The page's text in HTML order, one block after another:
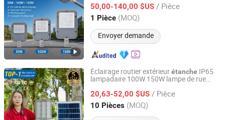
50,00-140,00 $US / Pièce
1 Pièce (MOQ)
Envoyer demande
Jiangsu, China Depuis 2023
Éclairage routier extérieurétanche IP65
lampadaire 100W 150W lampe de rue
20,63-52,00 $US / Pièce
10 Pièces (MOQ)
Zhongshan Zenlea Lighting Technology Co., Ltd
Guangdong, China Depuis 2024